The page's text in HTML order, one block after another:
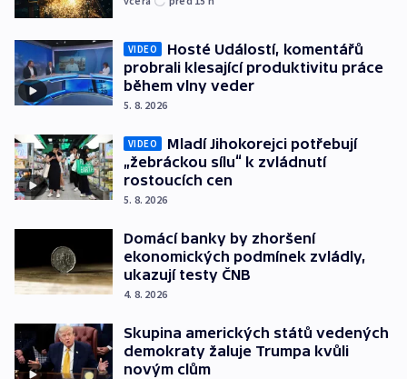
VIDEO
Hosté Událostí, komentářů
probrali klesající produktivitu práce
během vlny veder
5. 8. 2026
VIDEO
Mladí Jihokorejci potřebují
„žebráckou sílu“ k zvládnutí
rostoucích cen
5. 8. 2026
Domácí banky by zhoršení
ekonomických podmínek zvládly,
ukazují testy ČNB
4. 8. 2026
Skupina amerických států vedených
demokraty žaluje Trumpa kvůli
novým clům